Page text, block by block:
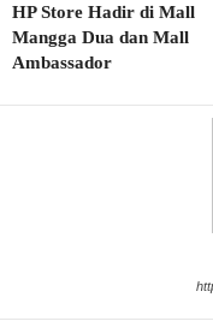
HP Store Hadir di Mall
Mangga Dua dan Mall
Ambassador